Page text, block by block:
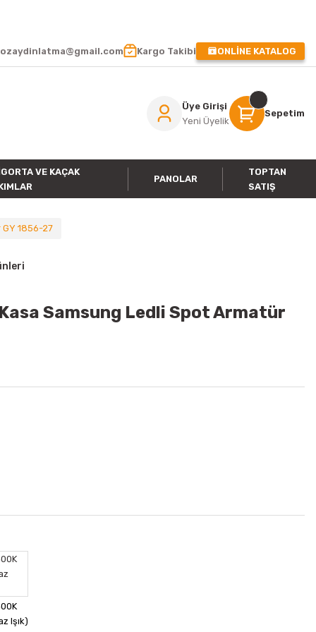
Kargo Takibi ONLİNE KATALOG
Üye Girişi
Yeni Üyelik
Sepetim
VE KAÇAK
PANOLAR
TOPTAN
SATIŞ
1856-27
Samsung Ledli Spot Armatür